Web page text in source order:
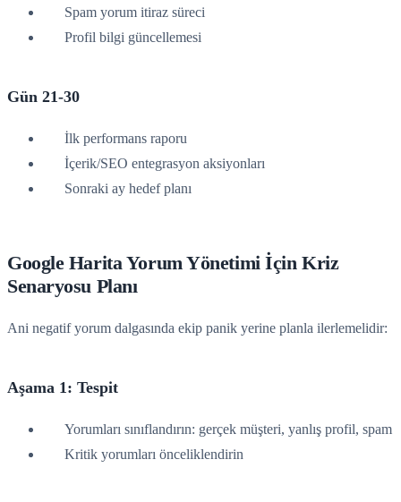
Spam yorum itiraz süreci
Profil bilgi güncellemesi
Gün 21-30
İlk performans raporu
İçerik/SEO entegrasyon aksiyonları
Sonraki ay hedef planı
Google Harita Yorum Yönetimi İçin Kriz
Senaryosu Planı
Ani negatif yorum dalgasında ekip panik yerine planla ilerlemelidir:
Aşama 1: Tespit
Yorumları sınıflandırın: gerçek müşteri, yanlış profil, spam
Kritik yorumları önceliklendirin